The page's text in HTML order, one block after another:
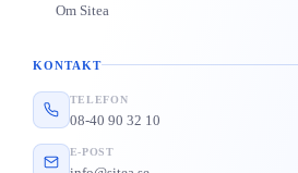
Om Sitea
KONTAKT
TELEFON
08-40 90 32 10
E-POST